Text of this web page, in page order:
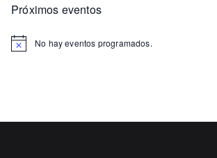
Próximos eventos
No hay eventos programados.